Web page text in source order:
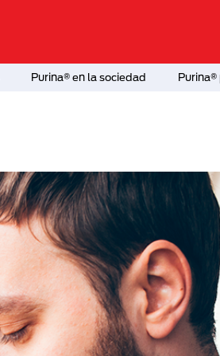
Purina® en la sociedad